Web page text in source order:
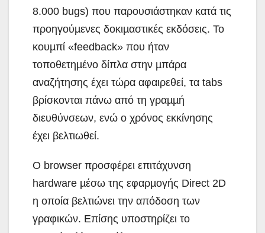
8.000 bugs) που παρουσιάστηκαν κατά τις
προηγούµενες δοκιµαστικές εκδόσεις. Το
κουµπί «feedback» που ήταν
τοποθετηµένο δίπλα στην µπάρα
αναζήτησης έχει τώρα αφαιρεθεί, τα tabs
βρίσκονται πάνω από τη γραµµή
διευθύνσεων, ενώ ο χρόνος εκκίνησης
έχει βελτιωθεί.
Ο browser προσφέρει επιτάχυνση
hardware µέσω της εφαρµογής Direct 2D
η οποία βελτιώνει την απόδοση των
γραφικών. Επίσης υποστηρίζει το